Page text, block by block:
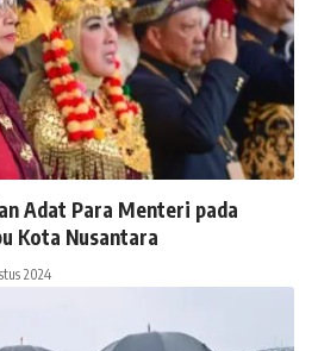
Adat Para Menteri pada
Kota Nusantara
2024